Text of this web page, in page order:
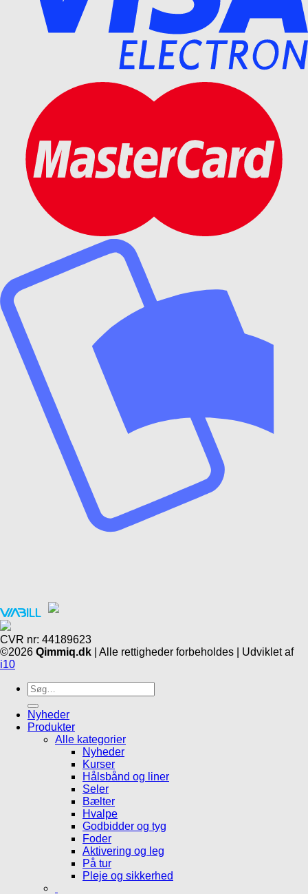
CVR nr: 44189623
©2026 Qimmiq.dk | Alle rettigheder forbeholdes | Udviklet af
i10
Søg
efter:
Nyheder
Produkter
Alle kategorier
Nyheder
Kurser
Hålsbånd og liner
Seler
Bælter
Hvalpe
Godbidder og tyg
Foder
Aktivering og leg
På tur
Pleje og sikkerhed